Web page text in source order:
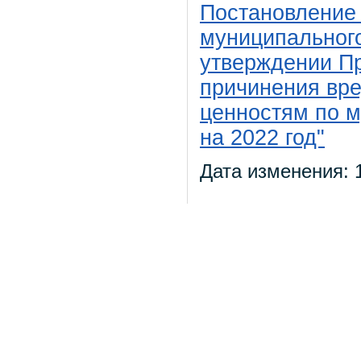
утверждении
причинения
ценностям по
на 2022 год"
Дата изменения: